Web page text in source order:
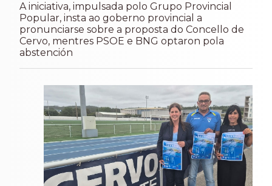
A iniciativa, impulsada polo Grupo Provincial
Popular, insta ao goberno provincial a
pronunciarse sobre a proposta do Concello de
Cervo, mentres PSOE e BNG optaron pola
abstención